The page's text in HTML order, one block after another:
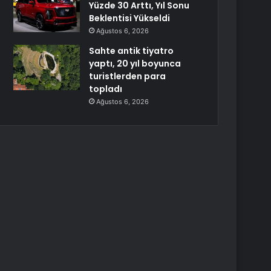
Yüzde 30 Arttı, Yıl Sonu
Beklentisi Yükseldi
Ağustos 6, 2026
Sahte antik tiyatro
yaptı, 20 yıl boyunca
turistlerden para
topladı
Ağustos 6, 2026